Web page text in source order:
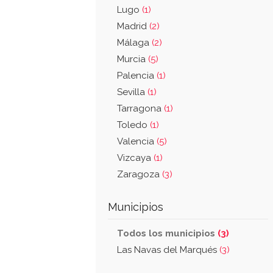
Lugo (1)
Madrid (2)
Málaga (2)
Murcia (5)
Palencia (1)
Sevilla (1)
Tarragona (1)
Toledo (1)
Valencia (5)
Vizcaya (1)
Zaragoza (3)
Municipios
Todos los municipios (3)
Las Navas del Marqués (3)